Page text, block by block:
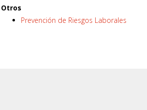
Otros
Prevención de Riesgos Laborales